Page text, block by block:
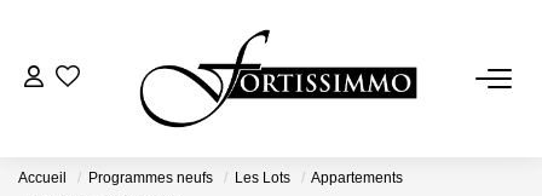
Tous Nos Biens
Accueil Programmes neufs Les Lots
Appartements